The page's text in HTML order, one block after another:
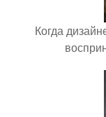
Когда